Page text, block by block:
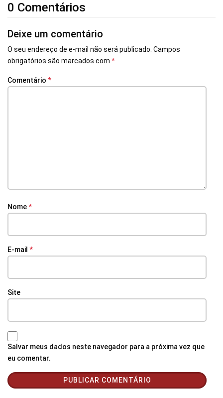
0 Comentários
Deixe um comentário
O seu endereço de e-mail não será publicado. Campos
obrigatórios são marcados com *
Comentário *
Nome*
E-mail *
Site
Salvar meus dados neste navegador para a próxima vez que
eu comentar.